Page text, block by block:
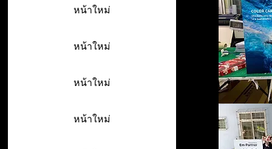
หน้าใหม่
หน้าใหม่
หน้าใหม่
หน้าใหม่